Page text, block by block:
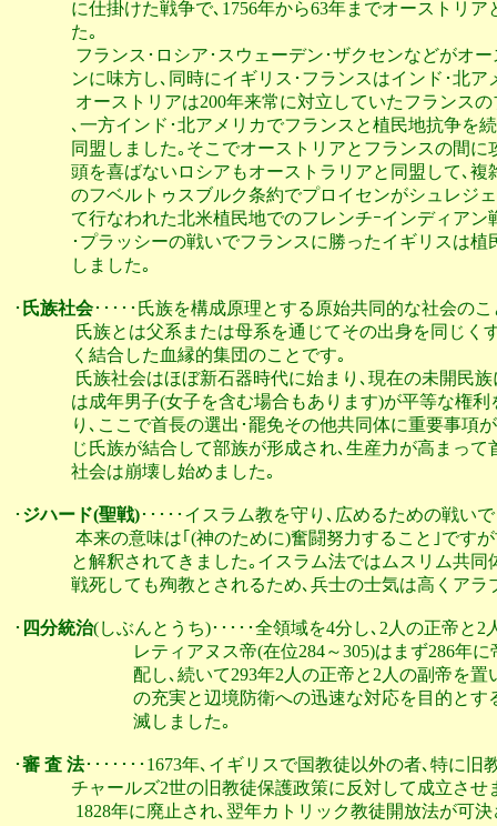
に仕掛けた戦争で､1756年から63年までオースト
              た｡
フランス･ロシア･スウェーデン･ザクセンなどが
ンに味方し､同時にイギリス･フランスはインド･北
オーストリアは200年来常に対立していたフランス
､一方インド･北アメリカでフランスと植民地抗争
同盟しました｡そこでオーストリアとフランスの
頭を喜ばないロシアもオーストラリアと同盟して
のフベルトゥスブルク条約でプロイセンがシュレ
て行なわれた北米植民地でのフレンチｰインディ
･プラッシーの戦いでフランスに勝ったイギリス
              しました｡
･ 氏族社会･････氏族を構成原理とする原始共同的な社会のこ
氏族とは父系または母系を通じてその出身を同
              く結合した血縁的集団のことです｡
氏族社会はほぼ新石器時代に始まり､現在の未開
は成年男子(女子を含む場合もあります)が平等な
り､ここで首長の選出･罷免その他共同体に重要事
じ氏族が結合して部族が形成され､生産力が高ま
              社会は崩壊し始めました｡
･ ジハード(聖戦)･････イスラム教を守り､広めるための戦い
本来の意味は｢(神のために)奮闘努力すること｣で
と解釈されてきました｡イスラム法ではムスリム
戦死しても殉教とされるため､兵士の士気は高く
･ 四分統治(しぶんとうち)･････全領域を4分し､2人の正帝と
レティアヌス帝(在位284～305)はまず286年に帝国
配し､続いて293年2人の正帝と2人の副帝を置いて
の充実と辺境防衛への迅速な対応を目的とするも
滅しました｡
･審 査 法･･･････1673年､イギリスで国教徒以外の者､特に
チャールズ2世の旧教徒保護政策に反対して成立さ
1828年に廃止され､翌年カトリック教徒開放法が